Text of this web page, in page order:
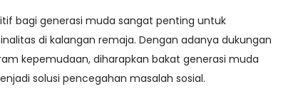
bagi generasi muda sangat penting untuk
di kalangan remaja. Dengan adanya dukungan
kepemudaan, diharapkan bakat generasi muda
solusi pencegahan masalah sosial.